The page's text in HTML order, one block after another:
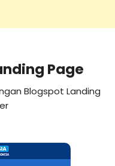
Page
Blogspot Landing